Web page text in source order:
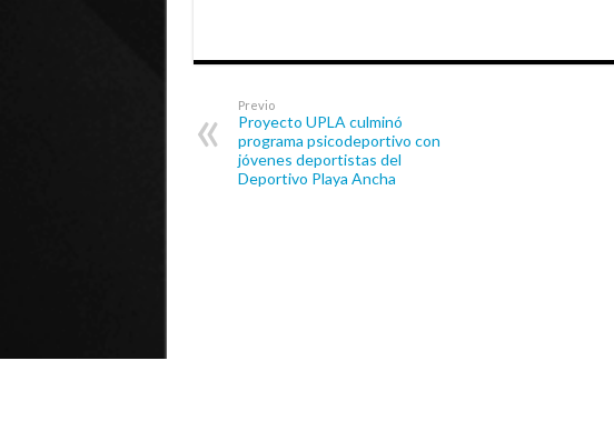
Previo
Proyecto UPLA culminó
programa psicodeportivo con
jóvenes deportistas del
Deportivo Playa Ancha